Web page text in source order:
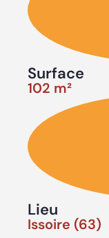
Surface
102 m²
Lieu
Issoire (63)